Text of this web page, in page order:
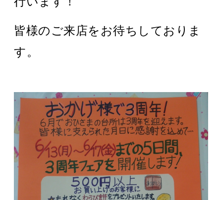
皆様のご来店をお待ちしておりま
す。